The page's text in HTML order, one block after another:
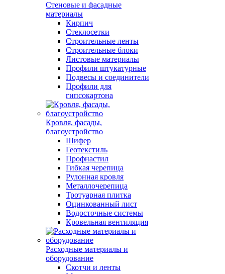
Стеновые и фасадные
материалы
Кирпич
Стеклосетки
Строительные ленты
Строительные блоки
Листовые материалы
Профили штукатурные
Подвесы и соединители
Профили для
гипсокартона
Кровля, фасады,
благоустройство
Шифер
Геотекстиль
Профнастил
Гибкая черепица
Рулонная кровля
Металлочерепица
Тротуарная плитка
Оцинкованный лист
Водосточные системы
Кровельная вентиляция
Расходные материалы и
оборудование
Скотчи и ленты